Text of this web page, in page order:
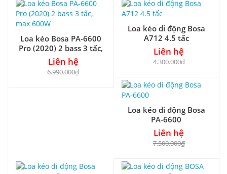
Loa kéo Bosa PA-6600
Pro (2020) 2 bass 3 tấc,
max 600W
Liên hệ
6.990.000₫
Loa kéo di động Bosa
A712 4.5 tấc
Liên hệ
4.300.000₫
Loa kéo di động Bosa
PA-6600
Liên hệ
7.500.000₫